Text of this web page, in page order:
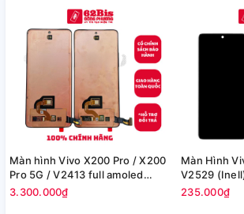
Màn hình Vivo X200 Pro / X200
Pro 5G / V2413 full amoled
(100% Zin hãng)
3.300.000₫
Màn Hình
V2529
235.000₫